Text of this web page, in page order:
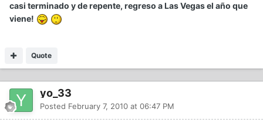
casi terminado y de repente, regreso a Las Vegas el año que
viene!
Quote
yo_33
Posted February 7, 2010 at 06:47 PM